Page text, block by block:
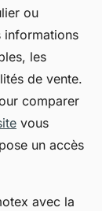
ou
informations
les
de vente.
comparer
vous
un accès
avec la